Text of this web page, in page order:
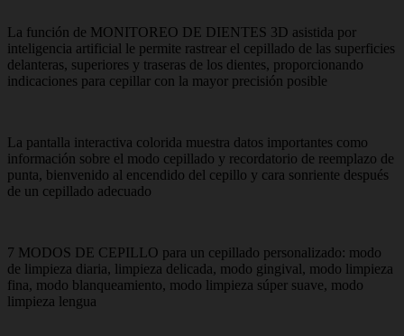
La función de MONITOREO DE DIENTES 3D asistida por
inteligencia artificial le permite rastrear el cepillado de las superficies
delanteras, superiores y traseras de los dientes, proporcionando
indicaciones para cepillar con la mayor precisión posible
La pantalla interactiva colorida muestra datos importantes como
información sobre el modo cepillado y recordatorio de reemplazo de
punta, bienvenido al encendido del cepillo y cara sonriente después
de un cepillado adecuado
7 MODOS DE CEPILLO para un cepillado personalizado: modo
de limpieza diaria, limpieza delicada, modo gingival, modo limpieza
fina, modo blanqueamiento, modo limpieza súper suave, modo
limpieza lengua